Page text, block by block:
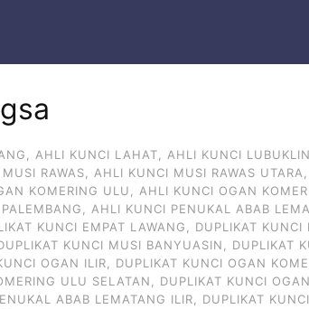
AHLI KUNCI LAHAT AHLI KUNCI
RAWAS AHLI KUNCI MUSI RAWAS UTARA
KOMERING ULU AHLI KUNCI OGAN
AHLI KUNCI PENUKAL ABAB
KUNCI EMPAT LAWANG DUPLIKAT KUNCI
KUNCI MUSI BANYUASIN DUPLIKAT
OGAN ILIR DUPLIKAT KUNCI OGAN
ULU SELATAN DUPLIKAT KUNCI
ABAB LEMATANG ILIR DUPLIKAT